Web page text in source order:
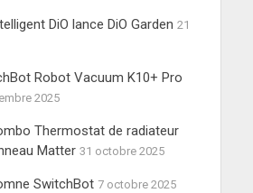
DiO lance DiO Garden 21
Robot Vacuum K10+ Pro
2025
Thermostat de radiateur
Matter 31 octobre 2025
SwitchBot 7 octobre 2025